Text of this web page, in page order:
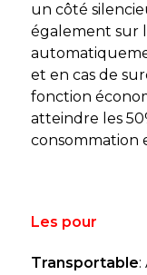
un côté
également sur
et en cas de
fonction
atteindre les
consommation
Les pour
Transportable: